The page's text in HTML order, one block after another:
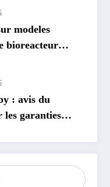
modeles
bioreacteur
: avis du
les garanties